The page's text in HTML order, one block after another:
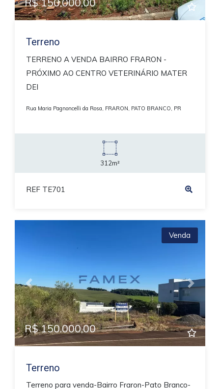
Terreno
TERRENO A VENDA BAIRRO FRARON -
PRÓXIMO AO CENTRO VETERINÁRIO MATER
DEI
Rua Maria Pagnoncelli da Rosa, FRARON, PATO BRANCO, PR
312m²
REF TE701
Previous Next
Venda
R$ 150.000,00
Terreno
Terreno para venda-Bairro Fraron-Pato Branco-